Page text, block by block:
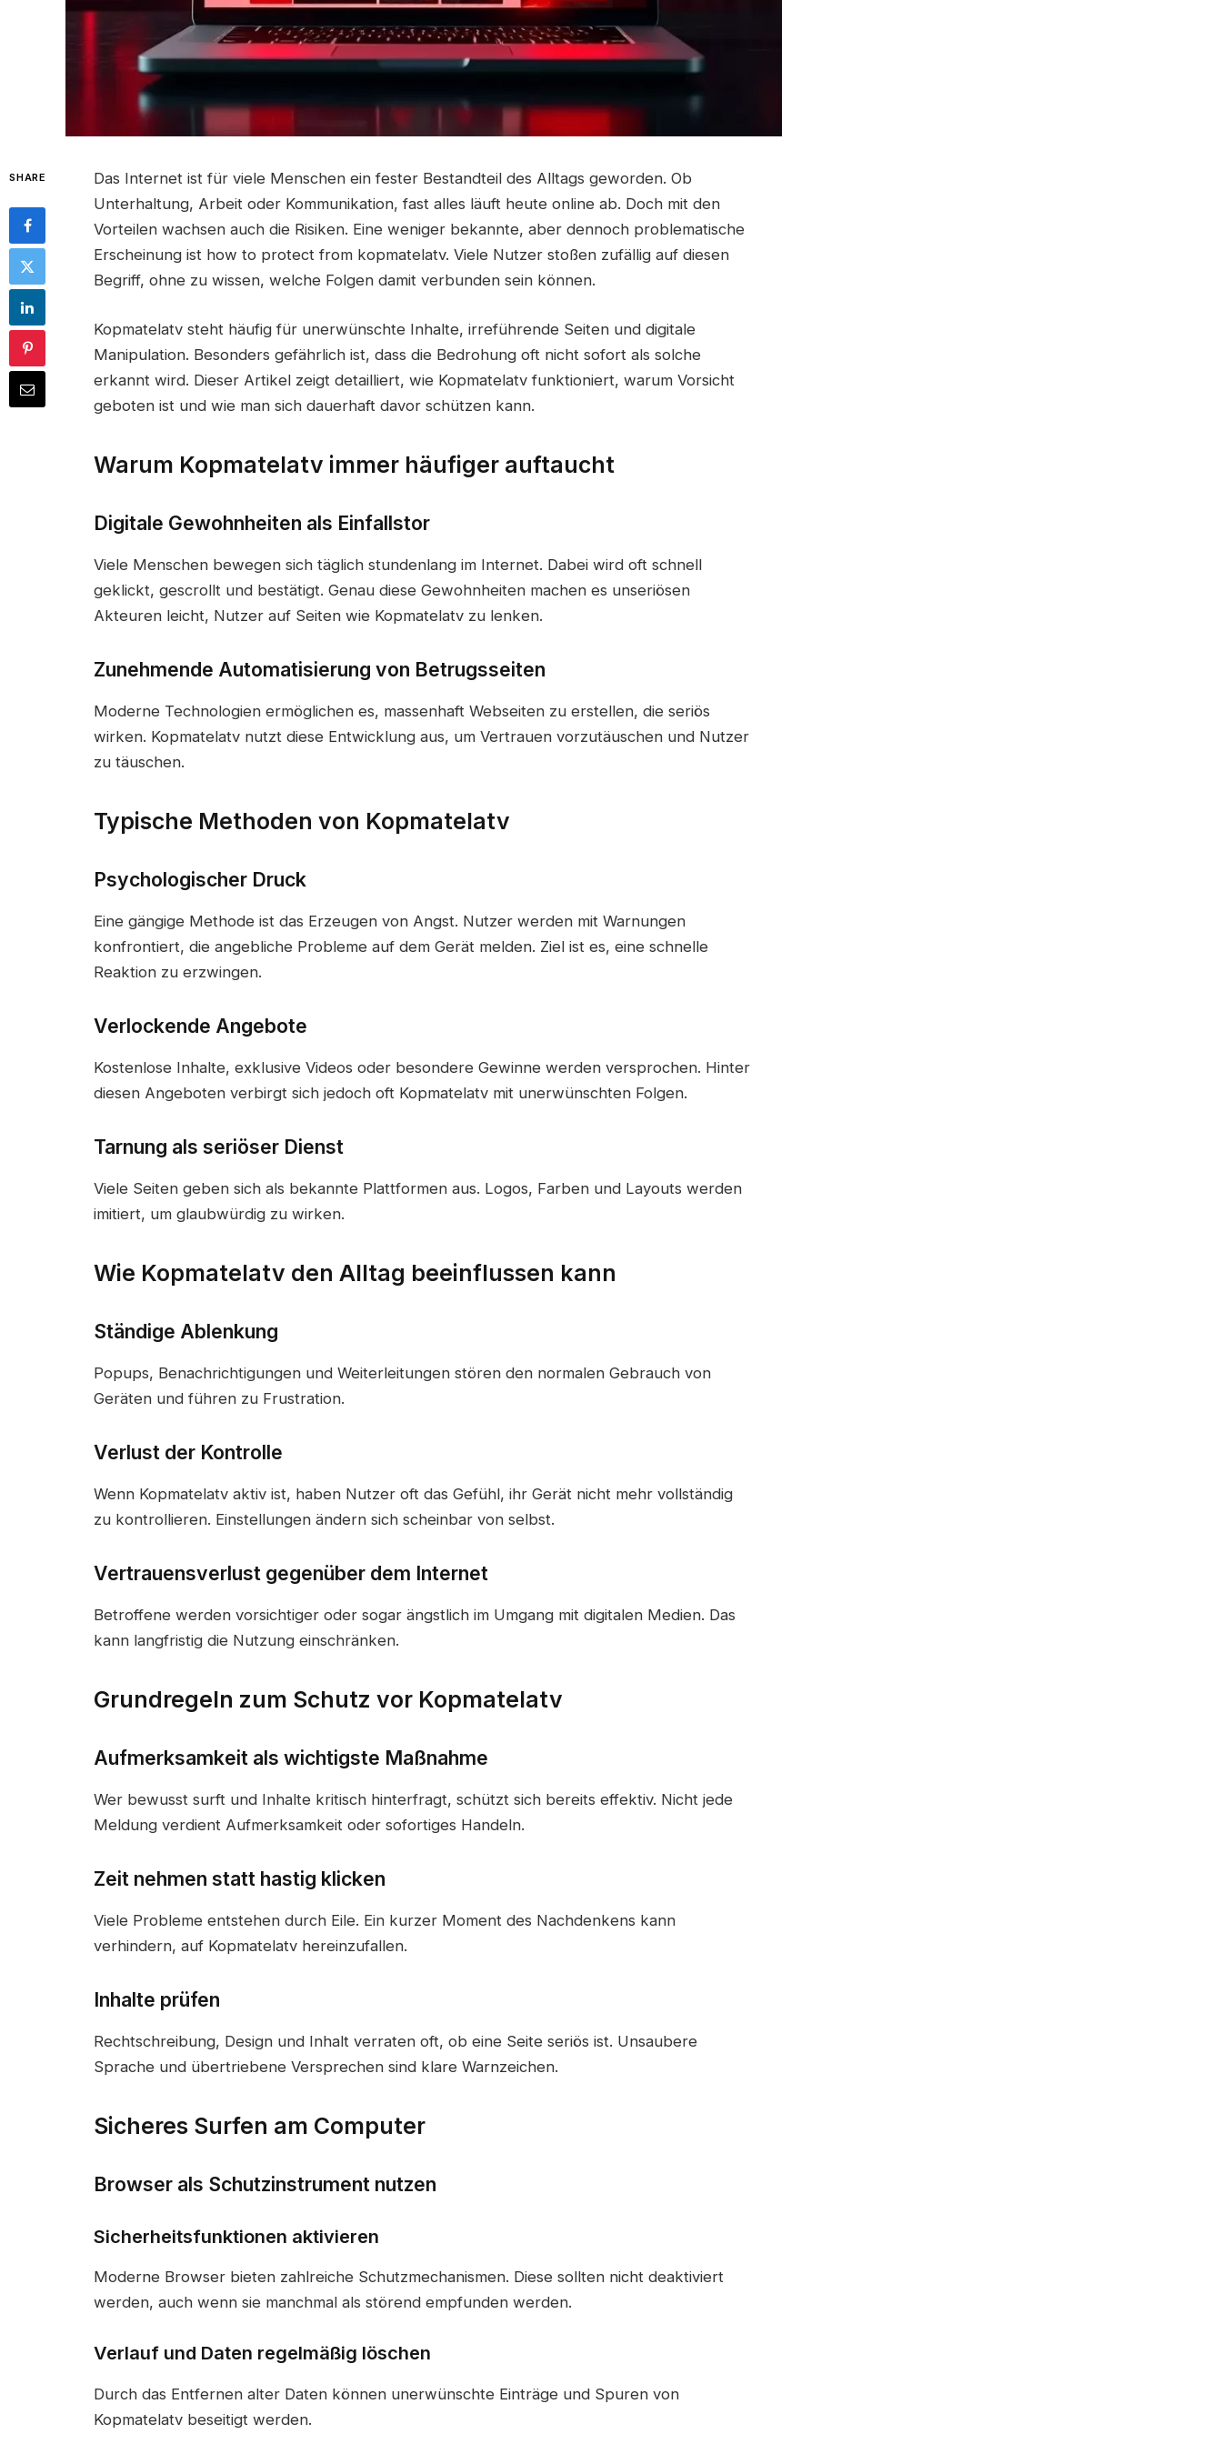
SHARE
Das Internet ist für viele Menschen ein fester Bestandteil des Alltags geworden. Ob
Unterhaltung, Arbeit oder Kommunikation, fast alles läuft heute online ab. Doch mit den
Vorteilen wachsen auch die Risiken. Eine weniger bekannte, aber dennoch problematische
Erscheinung ist how to protect from kopmatelatv. Viele Nutzer stoßen zufällig auf diesen
Begriff, ohne zu wissen, welche Folgen damit verbunden sein können.
Kopmatelatv steht häufig für unerwünschte Inhalte, irreführende Seiten und digitale
Manipulation. Besonders gefährlich ist, dass die Bedrohung oft nicht sofort als solche
erkannt wird. Dieser Artikel zeigt detailliert, wie Kopmatelatv funktioniert, warum Vorsicht
geboten ist und wie man sich dauerhaft davor schützen kann.
Warum Kopmatelatv immer häufiger auftaucht
Digitale Gewohnheiten als Einfallstor
Viele Menschen bewegen sich täglich stundenlang im Internet. Dabei wird oft schnell
geklickt, gescrollt und bestätigt. Genau diese Gewohnheiten machen es unseriösen
Akteuren leicht, Nutzer auf Seiten wie Kopmatelatv zu lenken.
Zunehmende Automatisierung von Betrugsseiten
Moderne Technologien ermöglichen es, massenhaft Webseiten zu erstellen, die seriös
wirken. Kopmatelatv nutzt diese Entwicklung aus, um Vertrauen vorzutäuschen und Nutzer
zu täuschen.
Typische Methoden von Kopmatelatv
Psychologischer Druck
Eine gängige Methode ist das Erzeugen von Angst. Nutzer werden mit Warnungen
konfrontiert, die angebliche Probleme auf dem Gerät melden. Ziel ist es, eine schnelle
Reaktion zu erzwingen.
Verlockende Angebote
Kostenlose Inhalte, exklusive Videos oder besondere Gewinne werden versprochen. Hinter
diesen Angeboten verbirgt sich jedoch oft Kopmatelatv mit unerwünschten Folgen.
Tarnung als seriöser Dienst
Viele Seiten geben sich als bekannte Plattformen aus. Logos, Farben und Layouts werden
imitiert, um glaubwürdig zu wirken.
Wie Kopmatelatv den Alltag beeinflussen kann
Ständige Ablenkung
Popups, Benachrichtigungen und Weiterleitungen stören den normalen Gebrauch von
Geräten und führen zu Frustration.
Verlust der Kontrolle
Wenn Kopmatelatv aktiv ist, haben Nutzer oft das Gefühl, ihr Gerät nicht mehr vollständig
zu kontrollieren. Einstellungen ändern sich scheinbar von selbst.
Vertrauensverlust gegenüber dem Internet
Betroffene werden vorsichtiger oder sogar ängstlich im Umgang mit digitalen Medien. Das
kann langfristig die Nutzung einschränken.
Grundregeln zum Schutz vor Kopmatelatv
Aufmerksamkeit als wichtigste Maßnahme
Wer bewusst surft und Inhalte kritisch hinterfragt, schützt sich bereits effektiv. Nicht jede
Meldung verdient Aufmerksamkeit oder sofortiges Handeln.
Zeit nehmen statt hastig klicken
Viele Probleme entstehen durch Eile. Ein kurzer Moment des Nachdenkens kann
verhindern, auf Kopmatelatv hereinzufallen.
Inhalte prüfen
Rechtschreibung, Design und Inhalt verraten oft, ob eine Seite seriös ist. Unsaubere
Sprache und übertriebene Versprechen sind klare Warnzeichen.
Sicheres Surfen am Computer
Browser als Schutzinstrument nutzen
Sicherheitsfunktionen aktivieren
Moderne Browser bieten zahlreiche Schutzmechanismen. Diese sollten nicht deaktiviert
werden, auch wenn sie manchmal als störend empfunden werden.
Verlauf und Daten regelmäßig löschen
Durch das Entfernen alter Daten können unerwünschte Einträge und Spuren von
Kopmatelatv beseitigt werden.